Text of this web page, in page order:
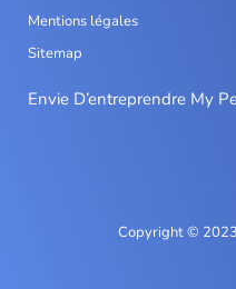
Mentions légales
Sitemap
Envie D’entreprendre My
Copyright ©